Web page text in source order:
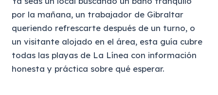
por la mañana, un trabajador de Gibraltar
queriendo refrescarte después de un turno, o
un visitante alojado en el área, esta guía cubre
todas las playas de La Línea con información
honesta y práctica sobre qué esperar.